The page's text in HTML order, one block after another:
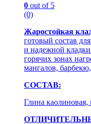
0 out of 5
(0)
Жаростойкая
готовый состав
и надежной
горячих зонах
мангалов,
СОСТАВ:
Глина